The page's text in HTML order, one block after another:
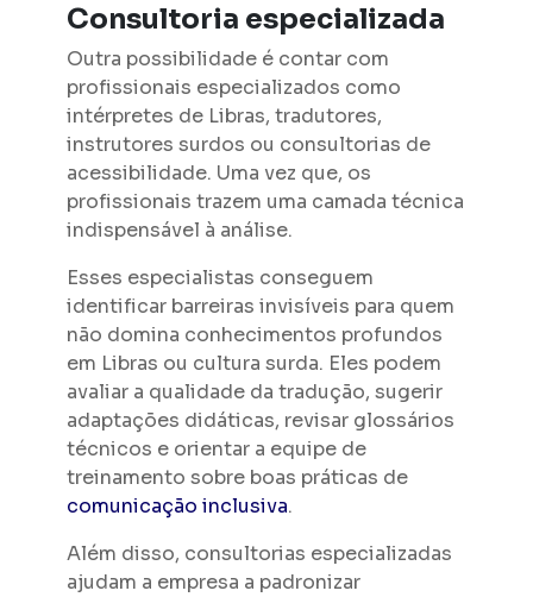
Consultoria especializada
Outra possibilidade é contar com
profissionais especializados como
intérpretes de Libras, tradutores,
instrutores surdos ou consultorias de
acessibilidade. Uma vez que, os
profissionais trazem uma camada técnica
indispensável à análise.
Esses especialistas conseguem
identificar barreiras invisíveis para quem
não domina conhecimentos profundos
em Libras ou cultura surda. Eles podem
avaliar a qualidade da tradução, sugerir
adaptações didáticas, revisar glossários
técnicos e orientar a equipe de
treinamento sobre boas práticas de
comunicação inclusiva.
Além disso, consultorias especializadas
ajudam a empresa a padronizar